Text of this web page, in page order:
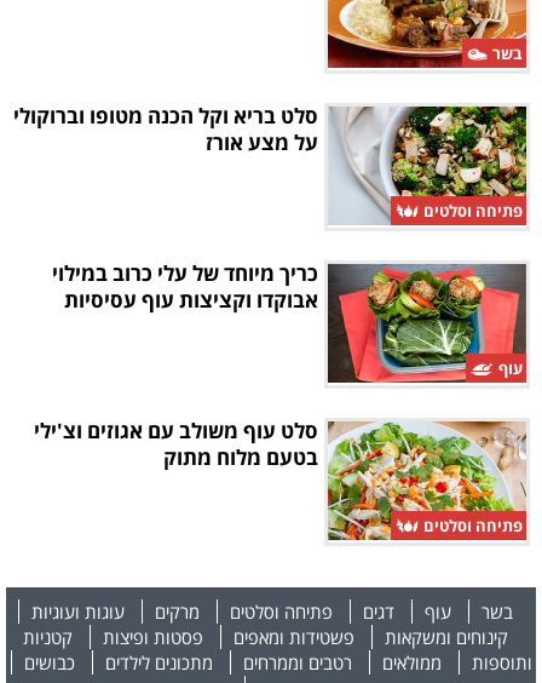
בשר
פתיחה וסלטים
סלט בריא וקל הכנה מטופו וברוקולי
על מצע אורז
עוף
כריך מיוחד של עלי כרוב במילוי
אבוקדו וקציצות עוף עסיסיות
פתיחה וסלטים
סלט עוף משולב עם אגוזים וצ'ילי
בטעם מלוח מתוק
בשר עוף דגים פתיחה וסלטים מרקים
עוגות ועוגיות
קינוחים ומשקאות
פשטידות ומאפים פסטות ופיצות
קטניות
ותוספות
ממולאים רטבים וממרחים מתכונים לילדים
כבושים